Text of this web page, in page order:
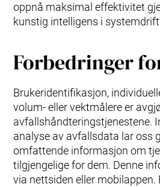
oppnå maksimal effektivitet
kunstig intelligens i
Forbedringer
Brukeridentifikasjon,
volum- eller vektmålere er
avfallshåndteringstjenestene.
analyse av avfallsdata lar oss
omfattende informasjon om
tilgjengelige for dem. Denne
via nettsiden eller mobilappen.